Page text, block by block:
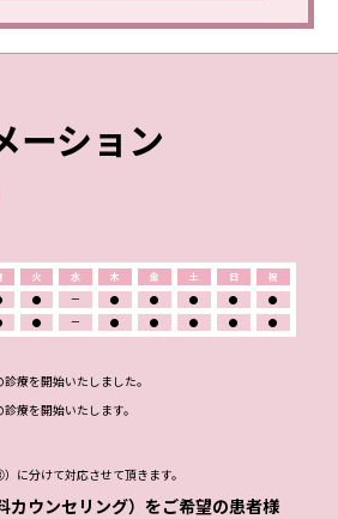
ーション
火 水 木 金 土 日
祝
● ー ● ● ● ●
●
● ー ● ● ● ● ●
療を開始いたしました。
療を開始いたします。
に分けて対応させて頂きます。
ウンセリング）をご希望の患者様